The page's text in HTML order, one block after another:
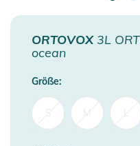
ORTOVOX3L
ocean
Größe: